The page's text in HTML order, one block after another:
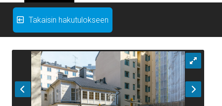
Takaisin hakutulokseen